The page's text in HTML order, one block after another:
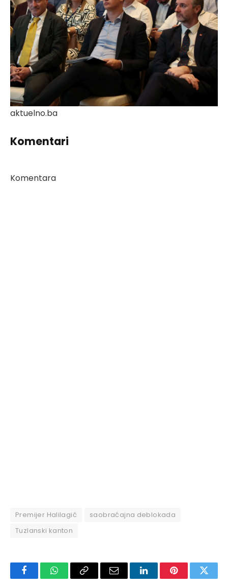
aktuelno.ba
Komentari
Komentara
Premijer Halilagić
saobraćajna deblokada
Tuzlanski kanton
FacebookWhatsAppCopy Email LinkedInPinterest